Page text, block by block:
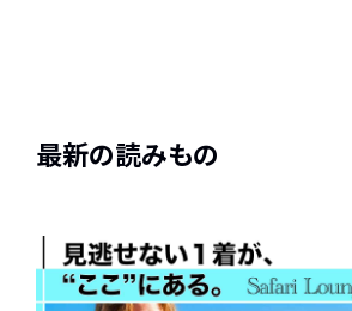
最新の読みもの